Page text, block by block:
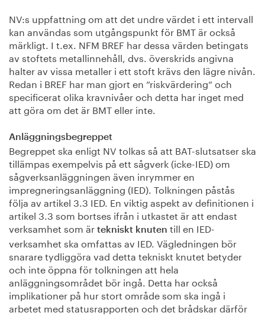
NV:s uppfattning om att det undre värdet i ett intervall
kan användas som utgångspunkt för BMT är också
märkligt. I t.ex. NFM BREF har dessa värden betingats
av stoftets metallinnehåll, dvs. överskrids angivna
halter av vissa metaller i ett stoft krävs den lägre nivån.
Redan i BREF har man gjort en ”riskvärdering” och
specificerat olika kravnivåer och detta har inget med
att göra om det är BMT eller inte.
Anläggningsbegreppet
Begreppet ska enligt NV tolkas så att BAT-slutsatser ska
tillämpas exempelvis på ett sågverk (icke-IED) om
sågverksanläggningen även inrymmer en
impregneringsanläggning (IED). Tolkningen påstås
följa av artikel 3.3 IED. En viktig aspekt av definitionen i
artikel 3.3 som bortses ifrån i utkastet är att endast
verksamhet som är tekniskt knuten till en IED-
verksamhet ska omfattas av IED. Vägledningen bör
snarare tydliggöra vad detta tekniskt knutet betyder
och inte öppna för tolkningen att hela
anläggningsområdet bör ingå. Detta har också
implikationer på hur stort område som ska ingå i
arbetet med statusrapporten och det brådskar därför